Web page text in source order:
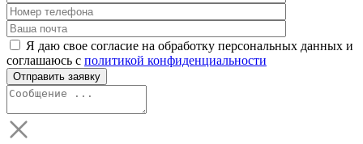
Я даю свое согласие на обработку персональных данных и
соглашаюсь с политикой конфиденциальности